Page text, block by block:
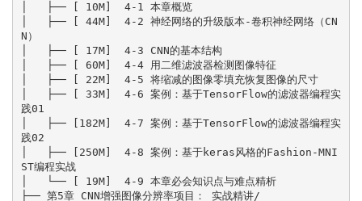
│   ├── [ 10M]  4-1 本章概览
│   ├── [ 44M]  4-2 神经网络的升级版本-卷积神经网络（CN
N）
│   ├── [ 17M]  4-3 CNN的基本结构
│   ├── [ 60M]  4-4 用二维滤波器检测图像特征
│   ├── [ 22M]  4-5 将缩减的图像零填充恢复图像的尺寸
│   ├── [ 33M]  4-6 案例：基于TensorFlow的滤波器编程实
践01
│   ├── [182M]  4-7 案例：基于TensorFlow的滤波器编程实
践02
│   ├── [250M]  4-8 案例：基于keras风格的Fashion-MNI
ST编程实战
│   └── [ 19M]  4-9 本章必会知识点与难点精析
├── 第5章 CNN增强图像分辨率项目： 实战精讲/